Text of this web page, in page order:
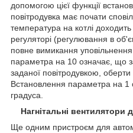
допомогою цієї функції
повітродувка має почати
температура на котлі
регуляторі (регулювання в
повне вимикання
параметра на 10 означає, що
заданої повітродувкою,
Встановлення параметра на 1
градуса.
Нагнітальні вентилятори
Ще одним пристроєм для